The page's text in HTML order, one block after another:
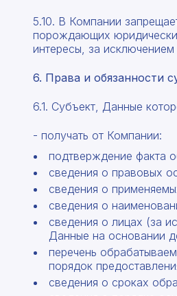
5.10. В Компании
порождающих
интересы, за
6. Права и обязанности
6.1. Субъект, Данные
- получать от Компании:
подтверждение факта
сведения о правовых
сведения о
сведения о
сведения о лицах (за
Данные на основании
перечень
порядок
сведения о сроках